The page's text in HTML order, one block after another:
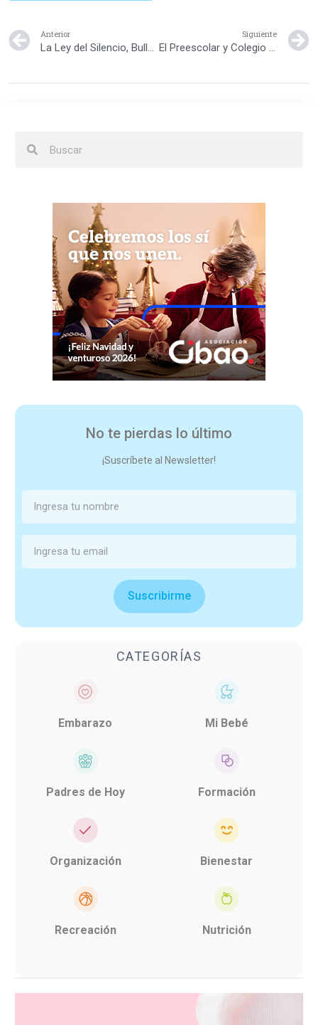
Anterior
La Ley del Silencio, Bullying
Siguiente
El Preescolar y Colegio Domínico Americano realizarán Open House
No te pierdas lo último
¡Suscríbete al Newsletter!
Suscribirme
CATEGORÍAS
Embarazo Mi Bebé
Padres de Hoy Formación
Organización Bienestar
Recreación Nutrición